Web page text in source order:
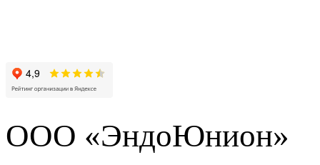
ООО «ЭндоЮнион»